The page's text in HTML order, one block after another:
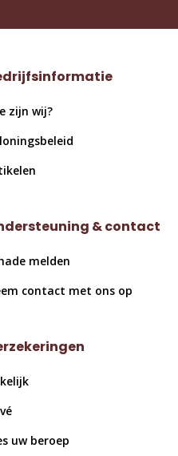
zijn wij?
& contact
melden
contact met ons op
uw beroep